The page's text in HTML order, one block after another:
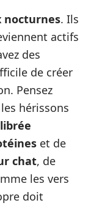
nocturnes. Ils
actifs
des
de créer
Pensez
hérissons
et de
chat, de
les vers
doit